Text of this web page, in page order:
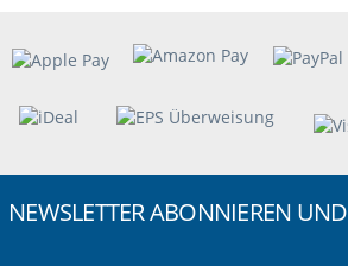
NEWSLETTER ABONNIEREN UND